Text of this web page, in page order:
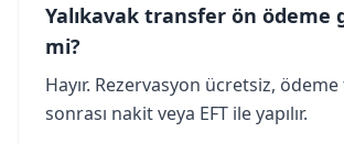
Yalıkavak transfer ön ödeme
mi?
Hayır. Rezervasyon ücretsiz,
sonrası nakit veya EFT ile yapılır.